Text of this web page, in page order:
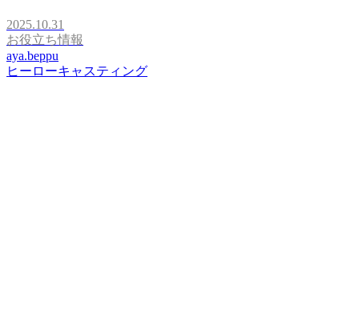
2025.10.31
お役立ち情報
aya.beppu
ヒーローキャスティング